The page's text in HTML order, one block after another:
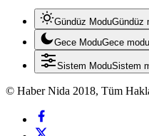
Gündüz ModuGündüz
Gece ModuGece
Sistem ModuSistem
© Haber Nida 2018, Tüm